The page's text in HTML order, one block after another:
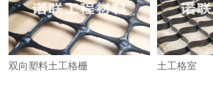
双向塑料土工格栅 土工格室